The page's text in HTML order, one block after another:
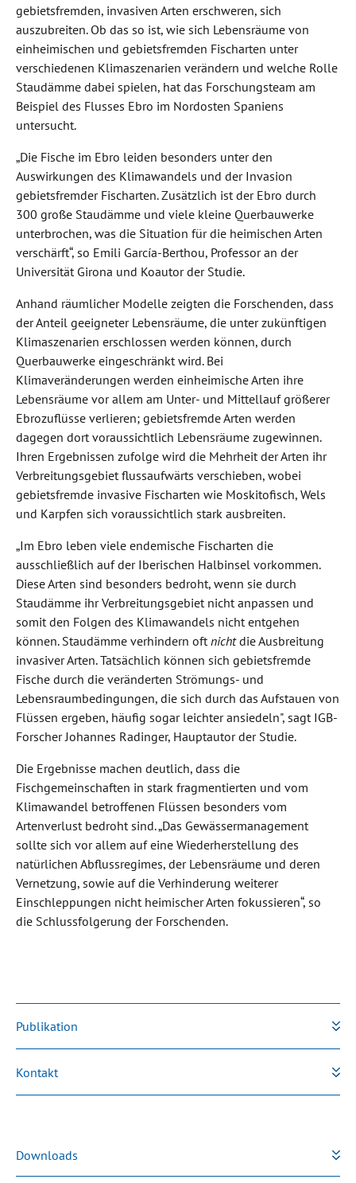
gebietsfremden, invasiven Arten erschweren, sich
auszubreiten. Ob das so ist, wie sich Lebensräume von
einheimischen und gebietsfremden Fischarten unter
verschiedenen Klimaszenarien verändern und welche Rolle
Staudämme dabei spielen, hat das Forschungsteam am
Beispiel des Flusses Ebro im Nordosten Spaniens
untersucht.
„Die Fische im Ebro leiden besonders unter den
Auswirkungen des Klimawandels und der Invasion
gebietsfremder Fischarten. Zusätzlich ist der Ebro durch
300 große Staudämme und viele kleine Querbauwerke
unterbrochen, was die Situation für die heimischen Arten
verschärft“, so Emili García-Berthou, Professor an der
Universität Girona und Koautor der Studie.
Anhand räumlicher Modelle zeigten die Forschenden, dass
der Anteil geeigneter Lebensräume, die unter zukünftigen
Klimaszenarien erschlossen werden können, durch
Querbauwerke eingeschränkt wird. Bei
Klimaveränderungen werden einheimische Arten ihre
Lebensräume vor allem am Unter- und Mittellauf größerer
Ebrozuflüsse verlieren; gebietsfremde Arten werden
dagegen dort voraussichtlich Lebensräume zugewinnen.
Ihren Ergebnissen zufolge wird die Mehrheit der Arten ihr
Verbreitungsgebiet flussaufwärts verschieben, wobei
gebietsfremde invasive Fischarten wie Moskitofisch, Wels
und Karpfen sich voraussichtlich stark ausbreiten.
„Im Ebro leben viele endemische Fischarten die
ausschließlich auf der Iberischen Halbinsel vorkommen.
Diese Arten sind besonders bedroht, wenn sie durch
Staudämme ihr Verbreitungsgebiet nicht anpassen und
somit den Folgen des Klimawandels nicht entgehen
können. Staudämme verhindern oftnichtdie Ausbreitung
invasiver Arten. Tatsächlich können sich gebietsfremde
Fische durch die veränderten Strömungs- und
Lebensraumbedingungen, die sich durch das Aufstauen von
Flüssen ergeben, häufig sogar leichter ansiedeln", sagt IGB-
Forscher Johannes Radinger, Hauptautor der Studie.
Die Ergebnisse machen deutlich, dass die
Fischgemeinschaften in stark fragmentierten und vom
Klimawandel betroffenen Flüssen besonders vom
Artenverlust bedroht sind. „Das Gewässermanagement
sollte sich vor allem auf eine Wiederherstellung des
natürlichen Abflussregimes, der Lebensräume und deren
Vernetzung, sowie auf die Verhinderung weiterer
Einschleppungen nicht heimischer Arten fokussieren“, so
die Schlussfolgerung der Forschenden.
Publikation
Kontakt
Downloads